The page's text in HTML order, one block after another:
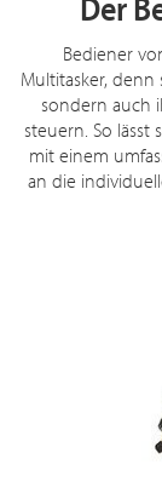
Bediener
Multitasker,
sondern auch
steuern. So lässt
mit einem
an die